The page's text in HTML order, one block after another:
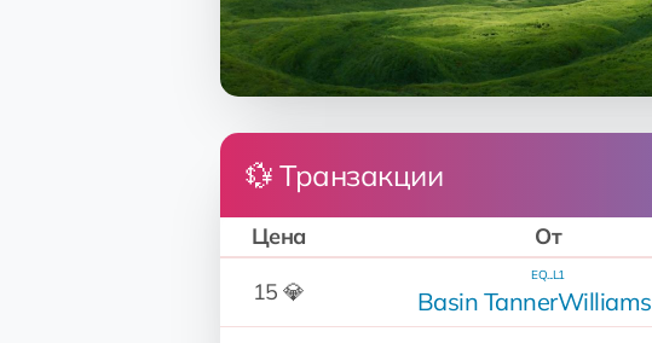
💱 Транзакции
Цена От
15 💎
Basin TannerWilliams
EQ...L1